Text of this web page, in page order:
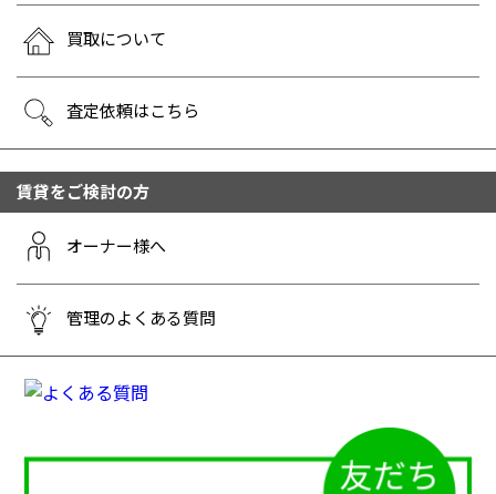
買取について
査定依頼はこちら
賃貸をご検討の方
オーナー様へ
管理のよくある質問